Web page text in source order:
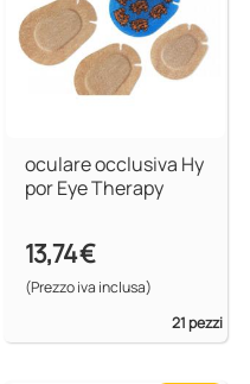
oculare occlusiva Hy
por Eye Therapy
13,74 €
(Prezzo iva inclusa)
21 pezzi